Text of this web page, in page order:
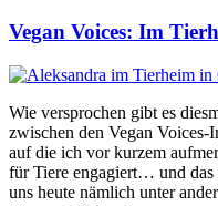
Vegan Voices: Im
Wie versprochen gibt es
zwischen den Vegan
auf die ich vor kurzem
für Tiere engagiert… und
uns heute nämlich unter